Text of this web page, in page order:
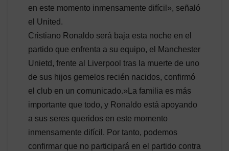
en este momento inmensamente difícil», señaló
el United.
Cristiano Ronaldo será baja esta noche en el
partido que enfrenta a su equipo, el Manchester
Unietd, frente al Liverpool tras la muerte de uno
de sus hijos gemelos recién nacidos, confirmó
el club en un comunicado.»La familia es más
importante que todo, y Ronaldo está apoyando
a sus seres queridos en este momento
inmensamente difícil. Por tanto, podemos
confirmar que no participará en el partido contra